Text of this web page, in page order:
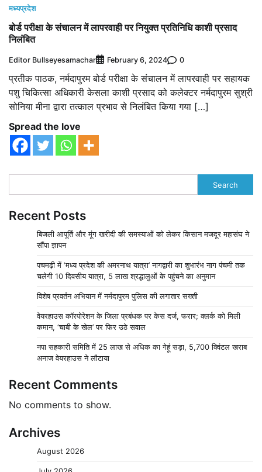
मध्यप्रदेश
बोर्ड परीक्षा के संचालन में लापरवाही पर नियुक्त प्रतिनिधि काशी प्रसाद
निलंबित
Editor Bullseyesamachar February 6, 2024 0
प्रतीक पाठक, नर्मदापुरम बोर्ड परीक्षा के संचालन में लापरवाही पर सहायक
पशु चिकित्सा अधिकारी केसला काशी प्रसाद को कलेक्टर नर्मदापुरम सुश्री
सोनिया मीना द्वारा तत्काल प्रभाव से निलंबित किया गया […]
Spread the love
Search
Recent Posts
बिजली आपूर्ति और मूंग खरीदी की समस्याओं को लेकर किसान मजदूर महासंघ ने
सौंपा ज्ञापन
पचमढ़ी में ‘मध्य प्रदेश की अमरनाथ यात्रा’ नागद्वारी का शुभारंभ नाग पंचमी तक
चलेगी 10 दिवसीय यात्रा, 5 लाख श्रद्धालुओं के पहुंचने का अनुमान
विशेष प्रवर्तन अभियान में नर्मदापुरम पुलिस की लगातार सख्ती
वेयरहाउस कॉरपोरेशन के जिला प्रबंधक पर केस दर्ज, फरार; क्लर्क को मिली
कमान, ‘चाबी के खेल’ पर फिर उठे सवाल
नपा सहकारी समिति में 25 लाख से अधिक का गेहूं सड़ा, 5,700 क्विंटल खराब
अनाज वेयरहाउस ने लौटाया
Recent Comments
No comments to show.
Archives
August 2026